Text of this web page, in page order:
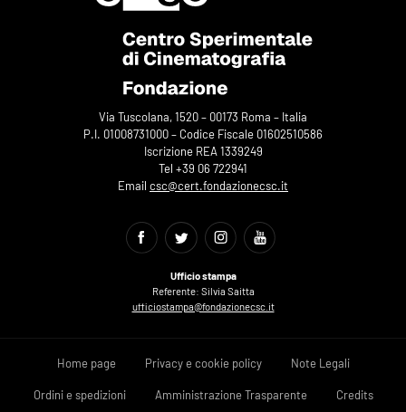
Via Tuscolana, 1520 – 00173 Roma – Italia
P.I. 01008731000 – Codice Fiscale 01602510586
Iscrizione REA 1339249
Tel +39 06 722941
Email csc@cert.fondazionecsc.it
Ufficio stampa
Referente: Silvia Saitta
ufficiostampa@fondazionecsc.it
Home page Privacy e cookie policy Note Legali
Ordini e spedizioni Amministrazione Trasparente Credits